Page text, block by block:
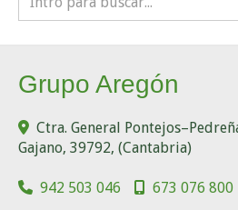
Grupo Aregón
Ctra. General
Gajano, 39792, (Cantabria)
942 503 046
673 076 800